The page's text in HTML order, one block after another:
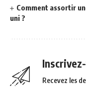
Comment assortir
uni ?
Recevez les